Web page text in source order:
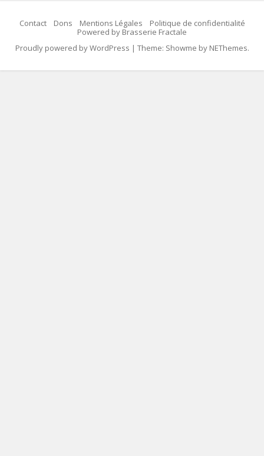
Proudly powered by WordPress | Theme: Showme by NEThemes.
Contact Dons Mentions Légales
Politique de confidentialité
Powered by Brasserie Fractale